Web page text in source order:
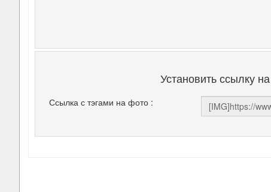
Установить ссылку
Ссылка с тэгами на фото :